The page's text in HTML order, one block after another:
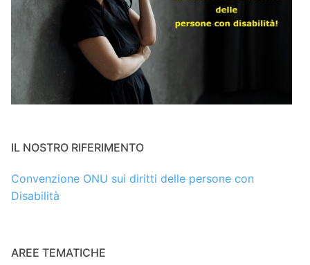
IL NOSTRO RIFERIMENTO
Convenzione ONU sui diritti delle persone con
Disabilità
AREE TEMATICHE